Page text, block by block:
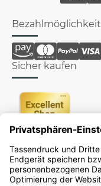
Bezahlmöglichkeit
Sicher kaufen